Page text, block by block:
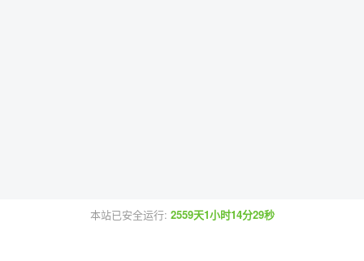
本站已安全运行: 2559天1小时14分29秒